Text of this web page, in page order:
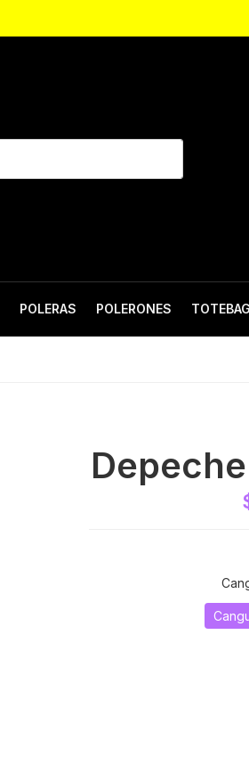
POLERAS POLERONES